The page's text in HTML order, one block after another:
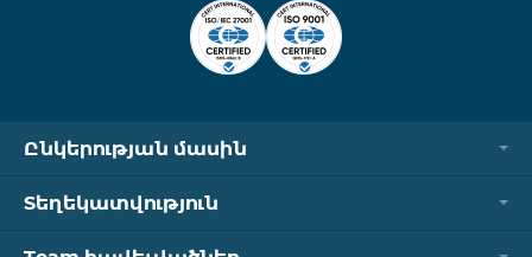
Ընկերության մասին
Տեղեկատվություն